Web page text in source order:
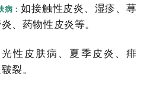
病：如接触性皮炎、湿疹、荨
、药物性皮炎等。
性皮肤病、夏季皮炎、痱
裂。